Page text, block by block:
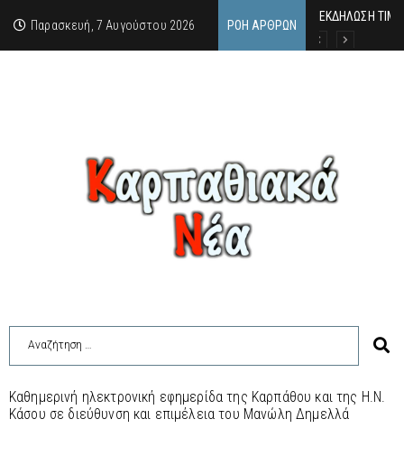
Παρασκευή, 7 Αυγούστου 2026 ΡΟΉ ΆΡΘΡΩΝ
ΕΚΔΗΛΩΣΗ
Κάθε
Οι δύο όψεις
Καθημερινή ηλεκτρονική εφημερίδα της Καρπάθου και της Η.Ν.
Κάσου σε διεύθυνση και επιμέλεια του Μανώλη Δημελλά